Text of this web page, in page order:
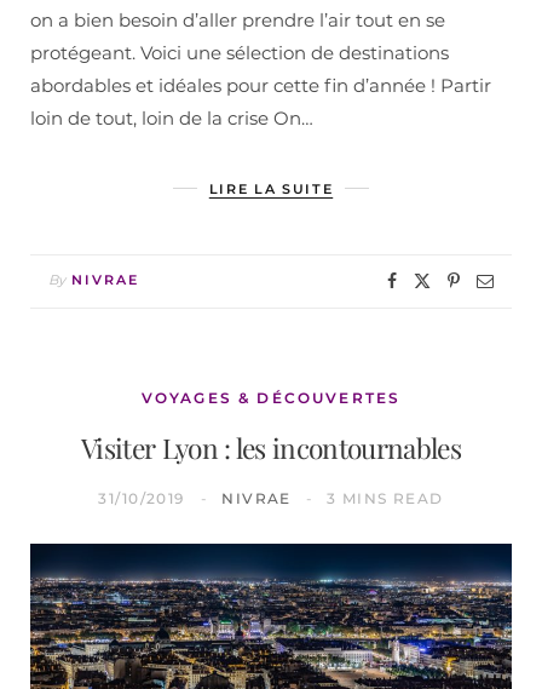
on a bien besoin d’aller prendre l’air tout en se
protégeant. Voici une sélection de destinations
abordables et idéales pour cette fin d’année ! Partir
loin de tout, loin de la crise On…
LIRE LA SUITE
By NIVRAE
VOYAGES & DÉCOUVERTES
Visiter Lyon : les incontournables
31/10/2019 NIVRAE 3 MINS READ